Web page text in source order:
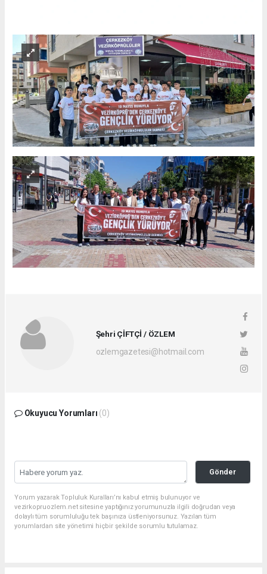
Şehri ÇİFTÇİ / ÖZLEM
ozlemgazetesi@hotmail.com
Okuyucu Yorumları (0)
Gönder
Yorum yazarak Topluluk Kuralları’nı kabul etmiş bulunuyor ve
vezirkopruozlem.net sitesine yaptığınız yorumunuzla ilgili doğrudan veya
dolaylı tüm sorumluluğu tek başınıza üstleniyorsunuz. Yazılan tüm
yorumlardan site yönetimi hiçbir şekilde sorumlu tutulamaz.